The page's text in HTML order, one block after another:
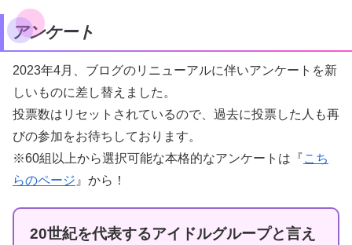
アンケート
2023年4月、ブログのリニューアルに伴いアンケートを新
しいものに差し替えました。
投票数はリセットされているので、過去に投票した人も再
びの参加をお待ちしております。
※60組以上から選択可能な本格的なアンケートは『こち
らのページ 』から！
20世紀を代表するアイドルグループと言え